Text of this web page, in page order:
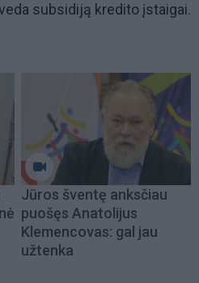
subsidiją kredito įstaigai.
Jūros šventę anksčiau
puošęs Anatolijus
Klemencovas: gal jau
užtenka